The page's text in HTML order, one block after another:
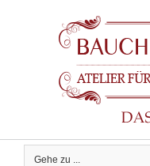
Gehe zu ...